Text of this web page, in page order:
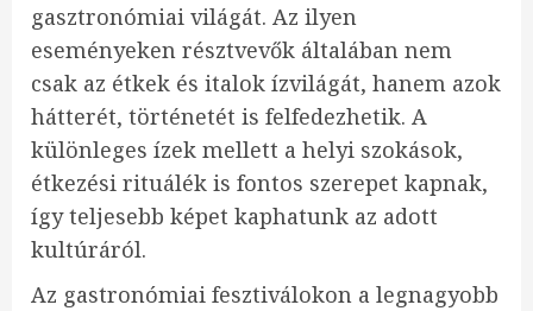
gasztronómiai világát. Az ilyen
eseményeken résztvevők általában nem
csak az étkek és italok ízvilágát, hanem azok
hátterét, történetét is felfedezhetik. A
különleges ízek mellett a helyi szokások,
étkezési rituálék is fontos szerepet kapnak,
így teljesebb képet kaphatunk az adott
kultúráról.
Az gastronómiai fesztiválokon a legnagyobb